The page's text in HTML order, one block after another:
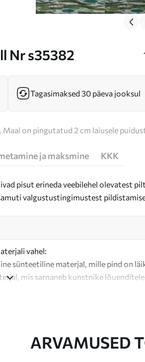
Nr s35382
Tagasimaksed 30 päeva jooksul
on pingutatud 2 cm laiusele
ja maksmine KKK
pisut erineda veebilehel olevatest
valgustustingimustest
vahel:
sünteetiline materjal, mille pind on
mis sarnaneb kunstnike
ARVAMUSED